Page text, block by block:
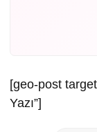
[geo-post
Yazı”]